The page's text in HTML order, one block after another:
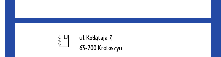
ul. Kołłątaja 7,
63-700 Krotoszyn